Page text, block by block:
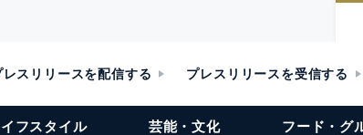
レスリリースを配信する プレスリリースを受信する
フスタイル 芸能・文化 フード・グ